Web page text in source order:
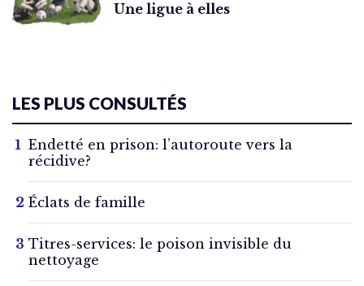
Une ligue à elles
LES PLUS CONSULTÉS
Endetté en prison: l’autoroute vers la
récidive?
Éclats de famille
Titres-services: le poison invisible du
nettoyage